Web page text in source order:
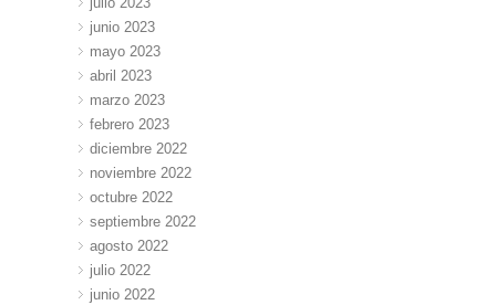
junio 2023
mayo 2023
abril 2023
marzo 2023
febrero 2023
diciembre 2022
noviembre 2022
octubre 2022
septiembre 2022
agosto 2022
julio 2022
junio 2022